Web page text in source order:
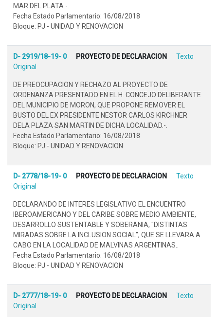
MAR DEL PLATA.-.
Fecha Estado Parlamentario: 16/08/2018
Bloque: PJ - UNIDAD Y RENOVACION
D- 2919/18-19- 0 PROYECTO DE DECLARACION
Texto
Original
DE PREOCUPACION Y RECHAZO AL PROYECTO DE
ORDENANZA PRESENTADO EN EL H. CONCEJO DELIBERANTE
DEL MUNICIPIO DE MORON, QUE PROPONE REMOVER EL
BUSTO DEL EX PRESIDENTE NESTOR CARLOS KIRCHNER
DELA PLAZA SAN MARTIN DE DICHA LOCALIDAD.-.
Fecha Estado Parlamentario: 16/08/2018
Bloque: PJ - UNIDAD Y RENOVACION
D- 2778/18-19- 0 PROYECTO DE DECLARACION
Texto
Original
DECLARANDO DE INTERES LEGISLATIVO EL ENCUENTRO
IBEROAMERICANO Y DEL CARIBE SOBRE MEDIO AMBIENTE,
DESARROLLO SUSTENTABLE Y SOBERANIA, "DISTINTAS
MIRADAS SOBRE LA INCLUSION SOCIAL", QUE SE LLEVARA A
CABO EN LA LOCALIDAD DE MALVINAS ARGENTINAS..
Fecha Estado Parlamentario: 16/08/2018
Bloque: PJ - UNIDAD Y RENOVACION
D- 2777/18-19- 0 PROYECTO DE DECLARACION
Texto
Original